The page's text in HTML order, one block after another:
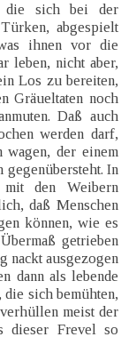
die sich bei der
abgespielt
ihnen vor die
leben, nicht aber,
Los zu bereiten,
Gräueltaten noch
Daß auch
werden darf,
der einem
In
mit den Weibern
daß Menschen
können, wie es
getrieben
nackt ausgezogen
dann als lebende
sich bemühten,
meist der
dieser Frevel so